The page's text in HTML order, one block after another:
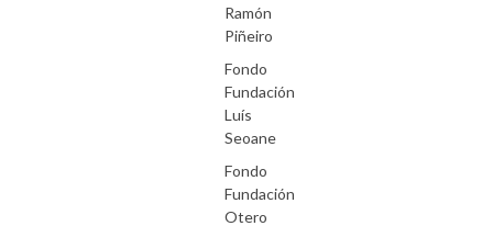
Ramón
Piñeiro
Fondo
Fundación
Luís
Seoane
Fondo
Fundación
Otero